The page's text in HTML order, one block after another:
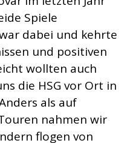
Spiele
dabei und kehrte
und positiven
wollten auch
die HSG vor Ort in
als auf
nahmen wir
flogen von